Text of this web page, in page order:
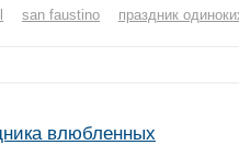
san faustino праздник
влюбленных